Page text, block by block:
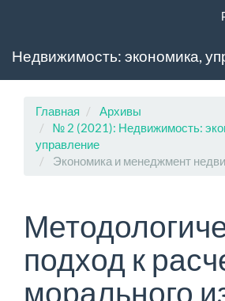
Основное
панель
Недвижимость: экономика,
Главная
Архивы
№ 2 (2021): Недвижимость:
управление
Экономика и менеджмент
подход к
морального